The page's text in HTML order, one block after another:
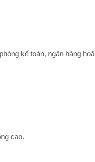
kế toán, ngân hàng
cao.
Bảo Mật